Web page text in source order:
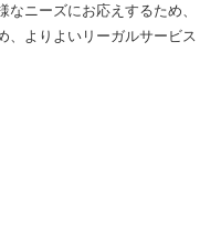
ニーズにお応えするため、
、よりよいリーガルサービス